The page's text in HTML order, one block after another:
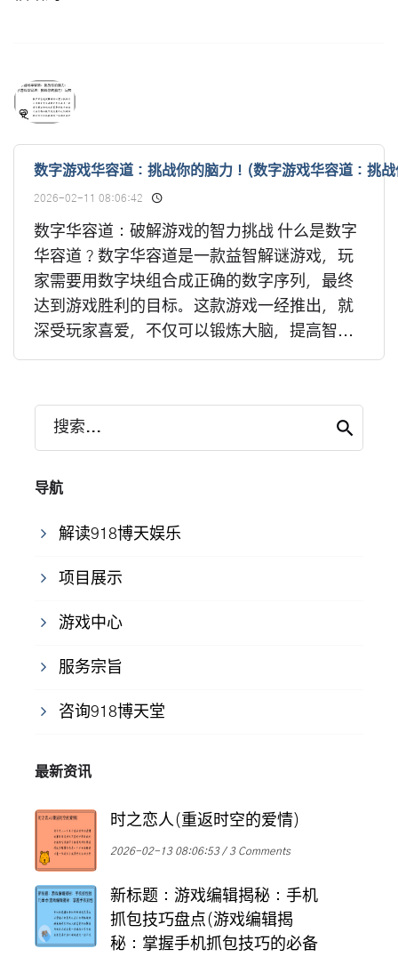
数字游戏华容道：挑战你的脑力！(数字游戏华容道：挑
2026-02-11 08:06:42
数字华容道：破解游戏的智力挑战 什么是数字
华容道？数字华容道是一款益智解谜游戏，玩
家需要用数字块组合成正确的数字序列，最终
达到游戏胜利的目标。这款游戏一经推出，就
深受玩家喜爱，不仅可以锻炼大脑，提高智...
搜索...
导航
解读918博天娱乐
项目展示
游戏中心
服务宗旨
咨询918博天堂
最新资讯
时之恋人(重返时空的爱情)
2026-02-13 08:06:53 3 Comments
新标题：游戏编辑揭秘：手机
抓包技巧盘点(游戏编辑揭
秘：掌握手机抓包技巧的必备